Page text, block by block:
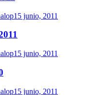
15 junio, 2011
15 junio, 2011
15 junio, 2011